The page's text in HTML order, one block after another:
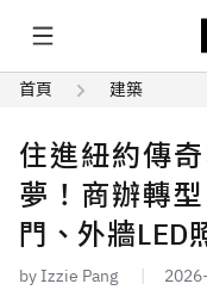
首頁 建築
住進紐約傳
夢！商辦轉
門、外牆LED
by Izzie Pang